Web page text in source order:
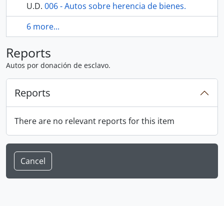
U.D. 006 - Autos sobre herencia de bienes.
6 more...
Reports
Autos por donación de esclavo.
Reports
There are no relevant reports for this item
Cancel